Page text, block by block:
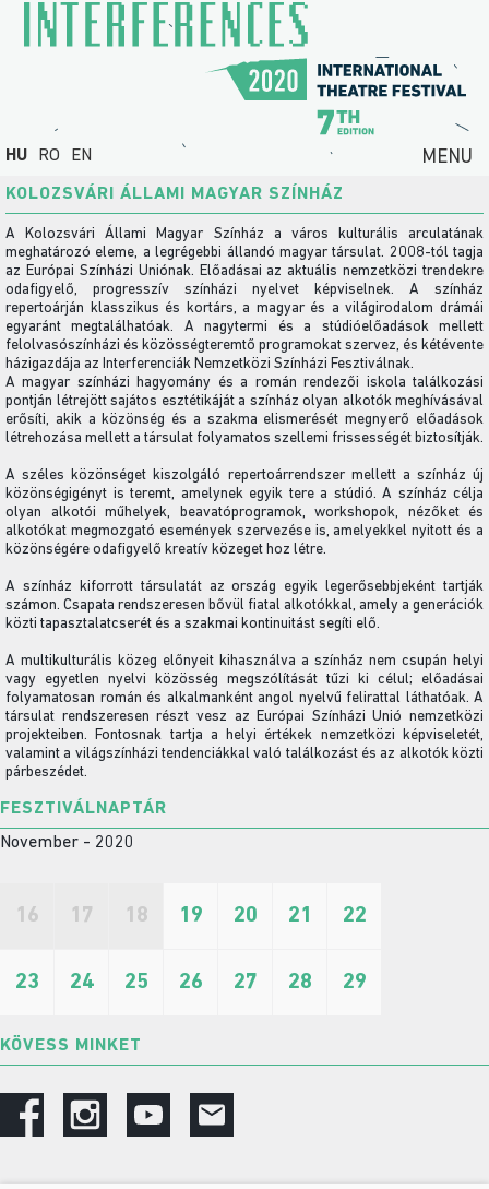
HU RO EN MENU
KOLOZSVÁRI ÁLLAMI MAGYAR SZÍNHÁZ
A Kolozsvári Állami Magyar Színház a város kulturális arculatának
meghatározó eleme, a legrégebbi állandó magyar társulat. 2008-tól tagja
az Európai Színházi Uniónak. Előadásai az aktuális nemzetközi trendekre
odafigyelő, progresszív színházi nyelvet képviselnek. A színház
repertoárján klasszikus és kortárs, a magyar és a világirodalom drámái
egyaránt megtalálhatóak. A nagytermi és a stúdióelőadások mellett
felolvasószínházi és közösségteremtő programokat szervez, és kétévente
házigazdája az Interferenciák Nemzetközi Színházi Fesztiválnak.
A magyar színházi hagyomány és a román rendezői iskola találkozási
pontján létrejött sajátos esztétikáját a színház olyan alkotók meghívásával
erősíti, akik a közönség és a szakma elismerését megnyerő előadások
létrehozása mellett a társulat folyamatos szellemi frissességét biztosítják.
A széles közönséget kiszolgáló repertoárrendszer mellett a színház új
közönségigényt is teremt, amelynek egyik tere a stúdió. A színház célja
olyan alkotói műhelyek, beavatóprogramok, workshopok, nézőket és
alkotókat megmozgató események szervezése is, amelyekkel nyitott és a
közönségére odafigyelő kreatív közeget hoz létre.
A színház kiforrott társulatát az ország egyik legerősebbjeként tartják
számon. Csapata rendszeresen bővül fiatal alkotókkal, amely a generációk
közti tapasztalatcserét és a szakmai kontinuitást segíti elő.
A multikulturális közeg előnyeit kihasználva a színház nem csupán helyi
vagy egyetlen nyelvi közösség megszólítását tűzi ki célul; előadásai
folyamatosan román és alkalmanként angol nyelvű felirattal láthatóak. A
társulat rendszeresen részt vesz az Európai Színházi Unió nemzetközi
projekteiben. Fontosnak tartja a helyi értékek nemzetközi képviseletét,
valamint a világszínházi tendenciákkal való találkozást és az alkotók közti
párbeszédet.
FESZTIVÁLNAPTÁR
November - 2020
16 17 18 19 20 21 22
23 24 25 26 27 28 29
KÖVESS MINKET